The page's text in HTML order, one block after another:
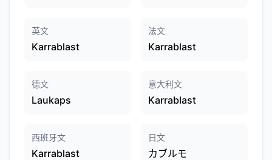
英文
Karrablast
法文
Karrablast
德文
Laukaps
意大利文
Karrablast
西班牙文
Karrablast
日文
カブルモ